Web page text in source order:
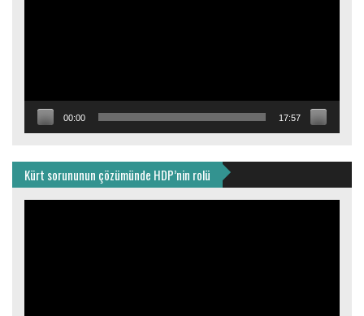
00:00 17:57
Kürt sorununun çözümünde HDP’nin rolü